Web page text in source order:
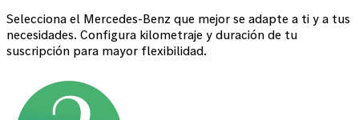
Selecciona el Mercedes-Benz que mejor se adapte a ti y a tus
necesidades. Configura kilometraje y duración de tu
suscripción para mayor flexibilidad.